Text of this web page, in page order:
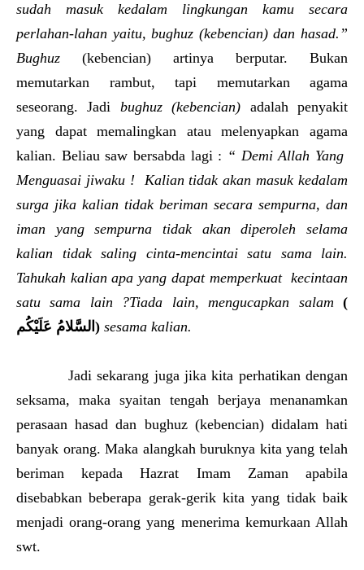
sudah masuk kedalam lingkungan kamu secara
perlahan-lahan yaitu, bughuz (kebencian) dan hasad.”
Bughuz (kebencian) artinya berputar. Bukan
memutarkan rambut, tapi memutarkan agama
seseorang. Jadi bughuz (kebencian) adalah penyakit
yang dapat memalingkan atau melenyapkan agama
kalian. Beliau saw bersabda lagi : “ Demi Allah Yang
Menguasai jiwaku ! Kalian tidak akan masuk kedalam
surga jika kalian tidak beriman secara sempurna, dan
iman yang sempurna tidak akan diperoleh selama
kalian tidak saling cinta-mencintai satu sama lain.
Tahukah kalian apa yang dapat memperkuat kecintaan
satu sama lain ?Tiada lain, mengucapkan salam
(
السَّلامُ عَلَيْكُم ) sesama kalian.
Jadi sekarang juga jika kita perhatikan dengan
seksama, maka syaitan tengah berjaya menanamkan
perasaan hasad dan bughuz (kebencian) didalam hati
banyak orang. Maka alangkah buruknya kita yang telah
beriman kepada Hazrat Imam Zaman apabila
disebabkan beberapa gerak-gerik kita yang tidak baik
menjadi orang-orang yang menerima kemurkaan Allah
swt.